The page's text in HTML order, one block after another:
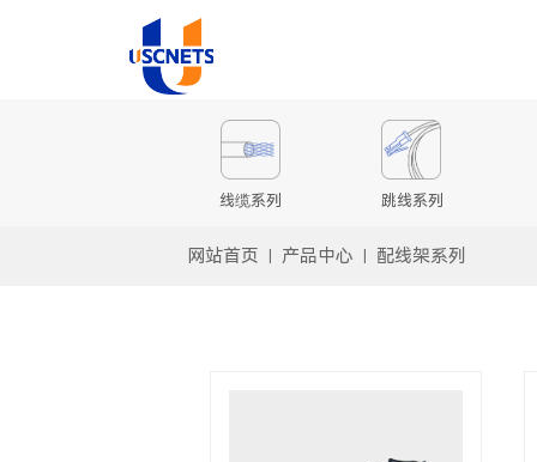
线缆系列 跳线系列
网站首页 产品中心 配线架系列